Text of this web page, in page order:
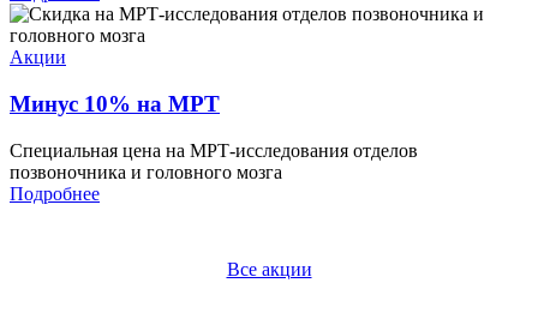
Акции
Минус 10% на МРТ
Специальная цена на МРТ-исследования отделов
позвоночника и головного мозга
Подробнее
Все акции